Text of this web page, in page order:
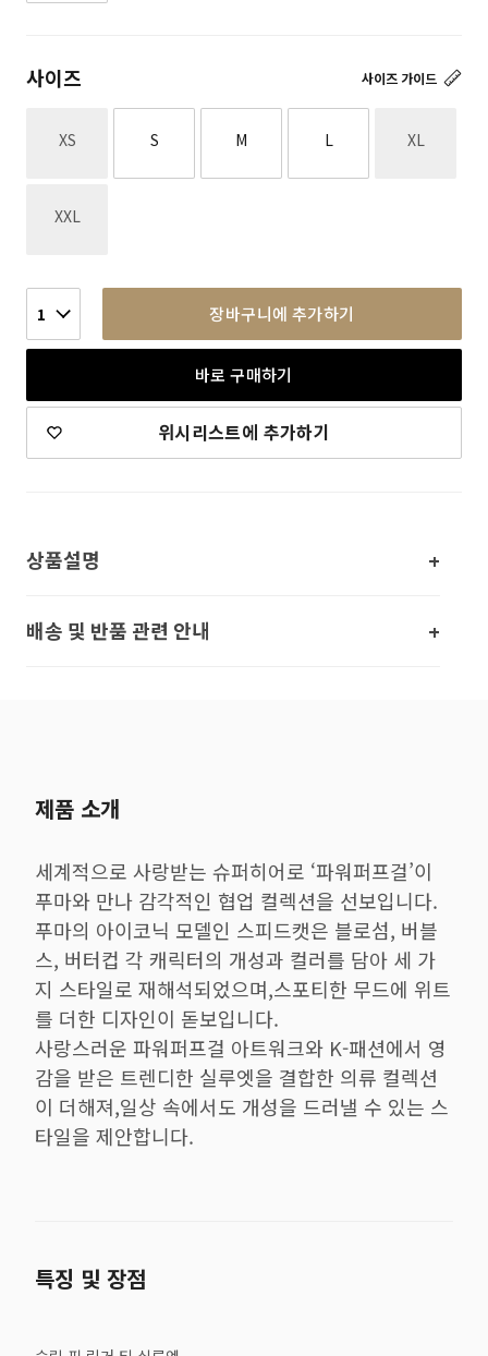
사이즈 가이드
사이즈
XS재고없음 S M L XL
XXL
1 장바구니에 추가하기
바로 구매하기
위시리스트에 추가하기
상품설명
배송 및 반품 관련 안내
제품 소개
세계적으로 사랑받는 슈퍼히어로 ‘파워퍼프걸’이
푸마와 만나 감각적인 협업 컬렉션을 선보입니다.
푸마의 아이코닉 모델인 스피드캣은 블로섬, 버블
스, 버터컵 각 캐릭터의 개성과 컬러를 담아 세 가
지 스타일로 재해석되었으며,스포티한 무드에 위트
를 더한 디자인이 돋보입니다.
사랑스러운 파워퍼프걸 아트워크와 K-패션에서 영
감을 받은 트렌디한 실루엣을 결합한 의류 컬렉션
이 더해져,일상 속에서도 개성을 드러낼 수 있는 스
타일을 제안합니다.
특징 및 장점